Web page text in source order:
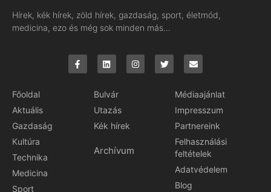
Hírek, kék hírek, zöld hírek, gazdaság, sport, életmód,
medicina, ezo és még sok minden más…
Főoldal
Aktuális
Gazdaság
Kultúra
Technika
Medicina
Sport
Bulvár
Utazás
Kék hírek
Archívum
Médiaajánlat
Impresszum
Partnereink
Felhasználási
feltételek
Adatvédelem
Blog